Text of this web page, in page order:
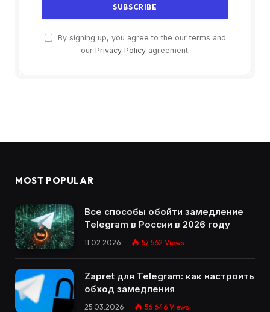
By signing up, you agree to the our terms and
our Privacy Policyagreement.
MOST POPULAR
Все способы обойти замедление
Telegram в России в 2026 году
11.02.2026 57 562 Views
Zapret для Telegram: как настроить
обход замедления
25.03.2026 56 646 Views